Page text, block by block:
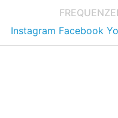
FREQUENZE
Instagram Facebook